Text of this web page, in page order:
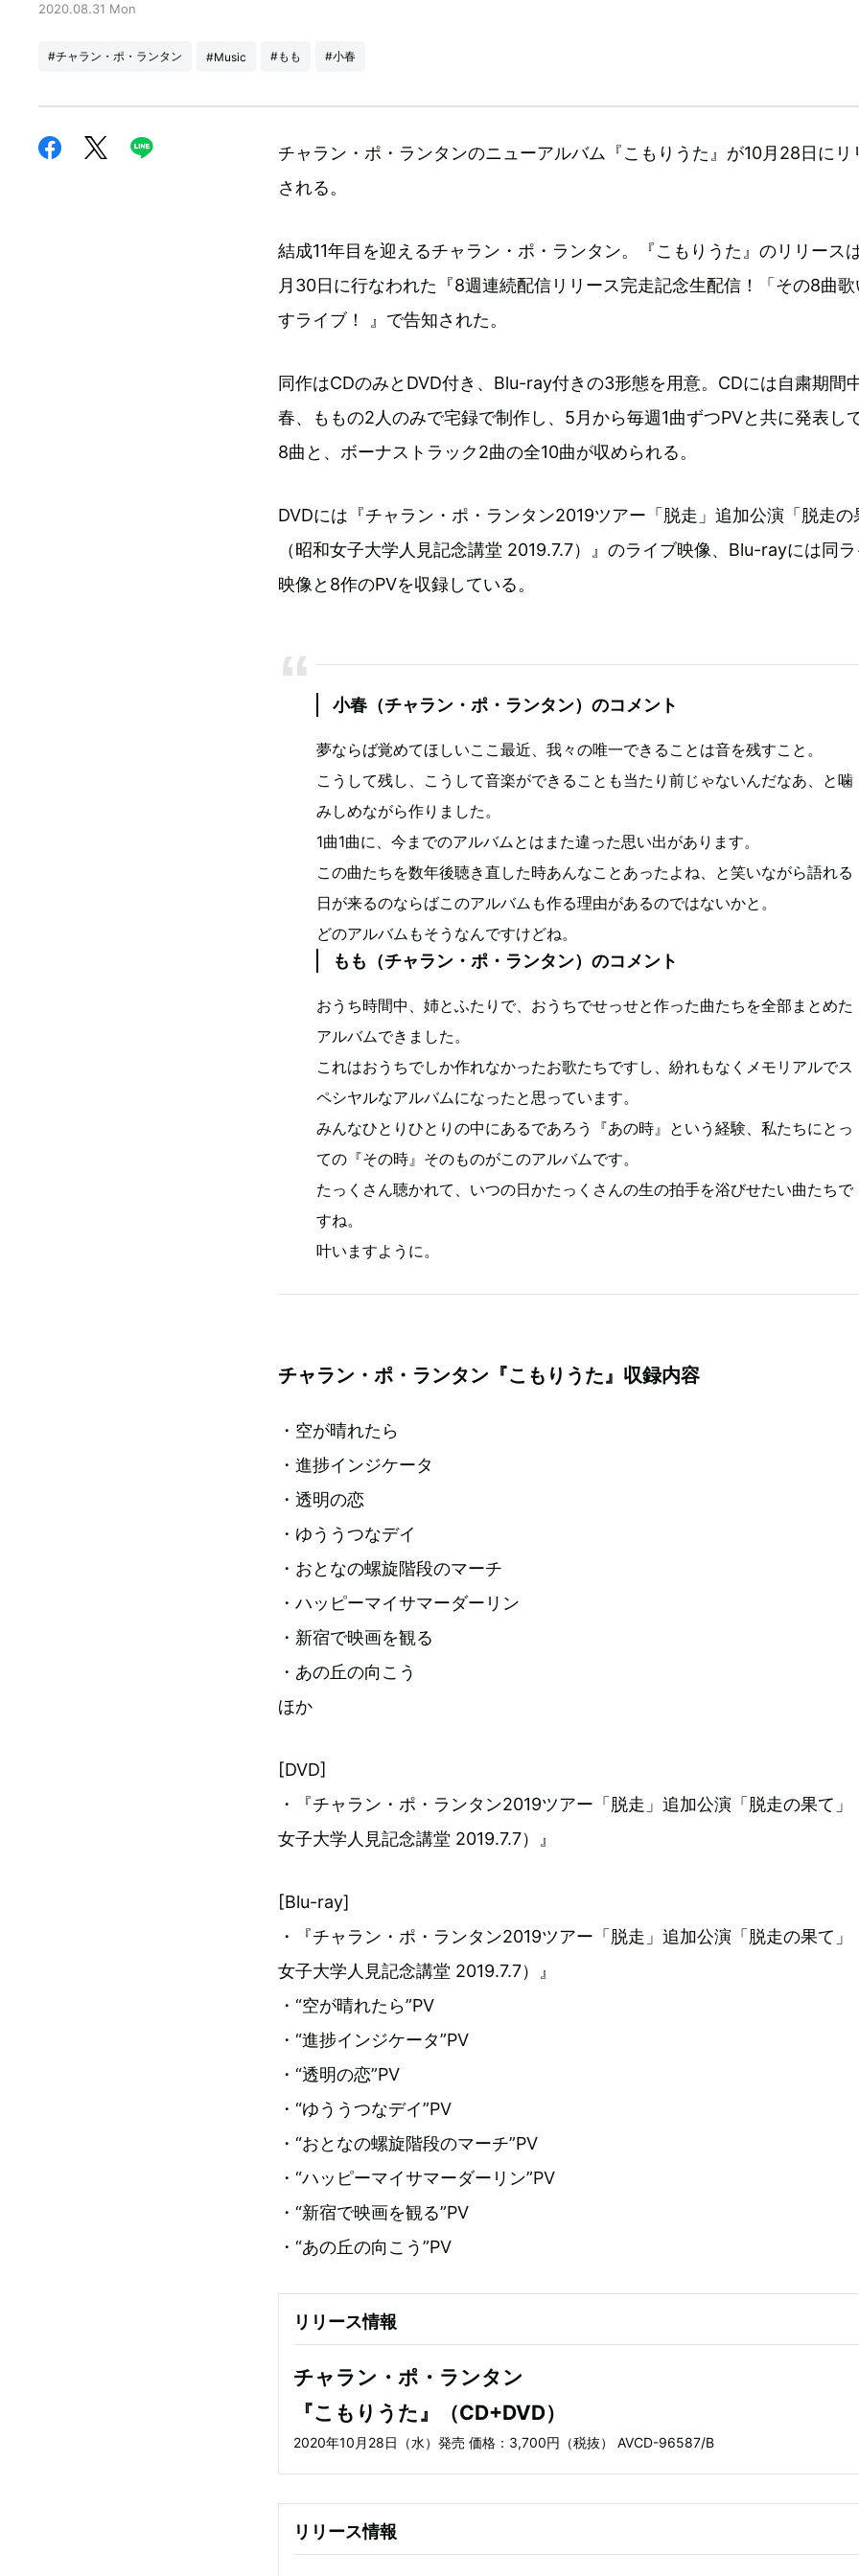
2020.08.31 Mon
#チャラン・ポ・ランタン #Music #もも #小春
チャラン・ポ・ランタンのニューアルバム『こもりうた』が10月28日にリ
される。
結成11年目を迎えるチャラン・ポ・ランタン。『こもりうた』のリリース
月30日に行なわれた『8週連続配信リリース完走記念生配信！「その8曲歌
すライブ！ 』で告知された。
同作はCDのみとDVD付き、Blu-ray付きの3形態を用意。CDには自粛期間
春、ももの2人のみで宅録で制作し、5月から毎週1曲ずつPVと共に発表し
8曲と、ボーナストラック2曲の全10曲が収められる。
DVDには『チャラン・ポ・ランタン2019ツアー「脱走」追加公演「脱走の
（昭和女子大学人見記念講堂 2019.7.7）』のライブ映像、Blu-rayには同
映像と8作のPVを収録している。
小春（チャラン・ポ・ランタン）のコメント
夢ならば覚めてほしいここ最近、我々の唯一できることは音を残すこと。
こうして残し、こうして音楽ができることも当たり前じゃないんだなあ、と噛
みしめながら作りました。
1曲1曲に、今までのアルバムとはまた違った思い出があります。
この曲たちを数年後聴き直した時あんなことあったよね、と笑いながら語れる
日が来るのならばこのアルバムも作る理由があるのではないかと。
どのアルバムもそうなんですけどね。
もも（チャラン・ポ・ランタン）のコメント
おうち時間中、姉とふたりで、おうちでせっせと作った曲たちを全部まとめた
アルバムできました。
これはおうちでしか作れなかったお歌たちですし、紛れもなくメモリアルでス
ペシヤルなアルバムになったと思っています。
みんなひとりひとりの中にあるであろう『あの時』という経験、私たちにとっ
ての『その時』そのものがこのアルバムです。
たっくさん聴かれて、いつの日かたっくさんの生の拍手を浴びせたい曲たちで
すね。
叶いますように。
チャラン・ポ・ランタン『こもりうた』収録内容
・空が晴れたら
・進捗インジケータ
・透明の恋
・ゆううつなデイ
・おとなの螺旋階段のマーチ
・ハッピーマイサマーダーリン
・新宿で映画を観る
・あの丘の向こう
ほか
[DVD]
・『チャラン・ポ・ランタン2019ツアー「脱走」追加公演「脱走の果て」
女子大学人見記念講堂 2019.7.7）』
[Blu-ray]
・『チャラン・ポ・ランタン2019ツアー「脱走」追加公演「脱走の果て」
女子大学人見記念講堂 2019.7.7）』
・“空が晴れたら”PV
・“進捗インジケータ”PV
・“透明の恋”PV
・“ゆううつなデイ”PV
・“おとなの螺旋階段のマーチ”PV
・“ハッピーマイサマーダーリン”PV
・“新宿で映画を観る”PV
・“あの丘の向こう”PV
リリース情報
チャラン・ポ・ランタン
『こもりうた』（CD+DVD）
2020年10月28日（水）発売 価格：3,700円（税抜） AVCD-96587/B
リリース情報